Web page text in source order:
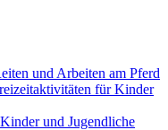
und Arbeiten am Pferd
für Kinder
und Jugendliche